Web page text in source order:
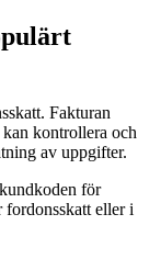
Fakturan
kontrollera och
av uppgifter.
för
fordonsskatt eller i